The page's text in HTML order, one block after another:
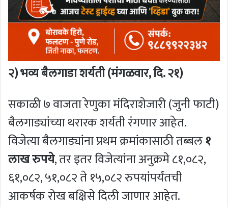
२) भव्य बैलगाडा शर्यती (मंगळवार, दि. २१)
सकाळी ७ वाजता रेणुका मंदिराशेजारी (जुनी फाटी)
बैलगाड्यांच्या थरारक शर्यती रंगणार आहेत.
विजेत्या बैलगाड्यांना प्रथम क्रमांकासाठी तब्बल१
लाख रुपये, तर इतर विजेत्यांना अनुक्रमे ८१,०८२,
६१,०८२, ५१,०८२ ते १५,०८२ रुपयांपर्यंतची
आकर्षक रोख बक्षिसे दिली जाणार आहेत.